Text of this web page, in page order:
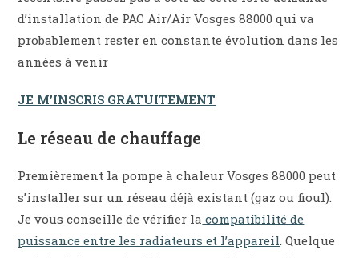
d’installation de PAC Air/Air Vosges 88000 qui va
probablement rester en constante évolution dans les
années à venir
JE M’INSCRIS GRATUITEMENT
Le réseau de chauffage
Premièrement la pompe à chaleur Vosges 88000 peut
s’installer sur un réseau déjà existant (gaz ou fioul).
Je vous conseille de vérifier la compatibilité de
puissance entre les radiateurs et l’appareil. Quelque